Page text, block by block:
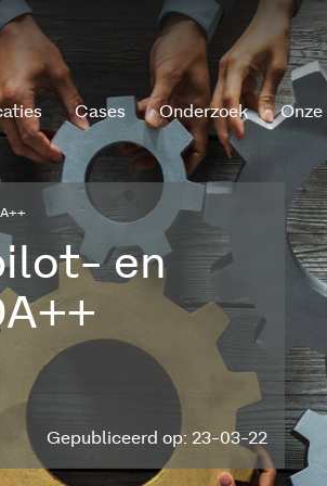
Cases Onderzoek Onze
en
Gepubliceerd op: 23-03-22